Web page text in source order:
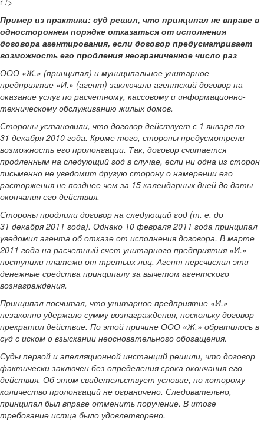
Пример из практики: суд решил, что принципал не вправе в
одностороннем порядке отказаться от исполнения
договора агентирования, если договор предусматривает
возможность его продления неограниченное число раз
ООО «Ж.» (принципал) и муниципальное унитарное
предприятие «И.» (агент) заключили агентский договор на
оказание услуг по расчетному, кассовому и информационно-
техническому обслуживанию жилых домов.
Стороны установили, что договор действует с 1 января по
31 декабря 2010 года. Кроме того, стороны предусмотрели
возможность его пролонгации. Так, договор считается
продленным на следующий год в случае, если ни одна из сторон
письменно не уведомит другую сторону о намерении его
расторжения не позднее чем за 15 календарных дней до даты
окончания его действия.
Стороны продлили договор на следующий год (т. е. до
31 декабря 2011 года). Однако 10 февраля 2011 года принципал
уведомил агента об отказе от исполнения договора. В марте
2011 года на расчетный счет унитарного предприятия «И.»
поступили платежи от третьих лиц. Агент перечислил эти
денежные средства принципалу за вычетом агентского
вознаграждения.
Принципал посчитал, что унитарное предприятие «И.»
незаконно удержало сумму вознаграждения, поскольку договор
прекратил действие. По этой причине ООО «Ж.» обратилось в
суд с иском о взыскании неосновательного обогащения.
Суды первой и апелляционной инстанций решили, что договор
фактически заключен без определения срока окончания его
действия. Об этом свидетельствует условие, по которому
количество пролонгаций не ограничено. Следовательно,
принципал был вправе отменить поручение. В итоге
требование истца было удовлетворено.